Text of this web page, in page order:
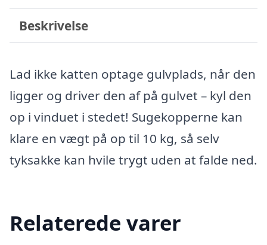
Beskrivelse
Lad ikke katten optage gulvplads, når den
ligger og driver den af på gulvet – kyl den
op i vinduet i stedet! Sugekopperne kan
klare en vægt på op til 10 kg, så selv
tyksakke kan hvile trygt uden at falde ned.
Relaterede varer